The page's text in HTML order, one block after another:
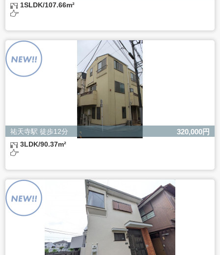
1SLDK/107.66m²
祐天寺駅 徒歩12分 320,000円
3LDK/90.37m²